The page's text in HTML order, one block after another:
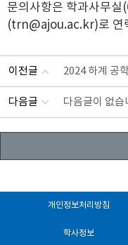
문의사항은 학과사무
(trn@ajou.ac.kr)로 연
이전글 2024 하계 공
다음글 다음글이 없습
개인정보처리방침
학사정보